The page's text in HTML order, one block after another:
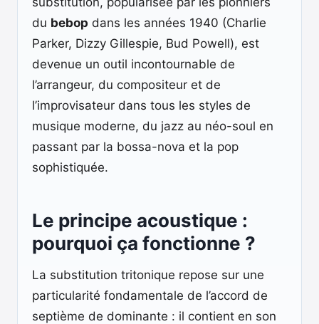
du bebop dans les années 1940 (Charlie
Parker, Dizzy Gillespie, Bud Powell), est
devenue un outil incontournable de
l’arrangeur, du compositeur et de
l’improvisateur dans tous les styles de
musique moderne, du jazz au néo-soul en
passant par la bossa-nova et la pop
sophistiquée.
Le principe acoustique :
pourquoi ça fonctionne ?
La substitution tritonique repose sur une
particularité fondamentale de l’accord de
septième de dominante : il contient en son